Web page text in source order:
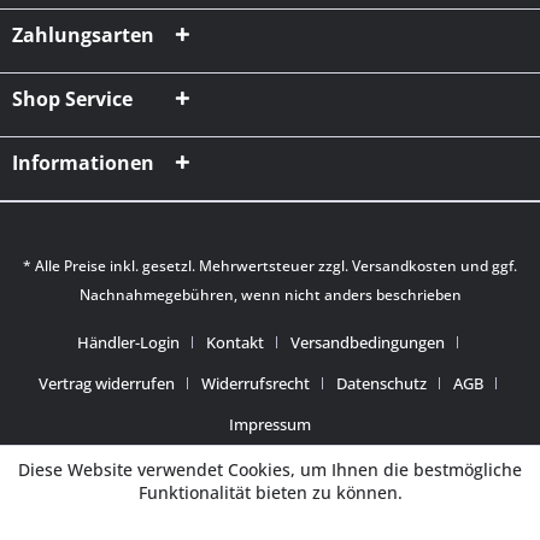
Zahlungsarten
Shop Service
Informationen
* Alle Preise inkl. gesetzl. Mehrwertsteuer zzgl.Versandkosten und ggf.
Nachnahmegebühren, wenn nicht anders beschrieben
Händler-Login Kontakt
Versandbedingungen
Vertrag widerrufen
Widerrufsrecht Datenschutz
AGB
Impressum
Diese Website verwendet Cookies, um Ihnen die bestmögliche
Funktionalität bieten zu können.